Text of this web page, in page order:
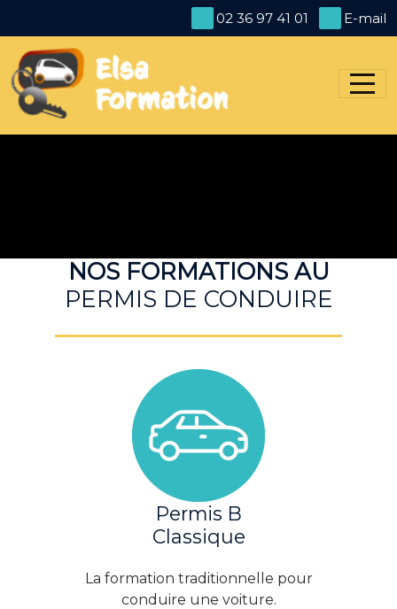
Panneau de gestion des cookies02 36 97 41 01 E-mail
NOS FORMATIONS AU
PERMIS DE CONDUIRE
Permis B
Classique
La formation traditionnelle pour
conduire une voiture.